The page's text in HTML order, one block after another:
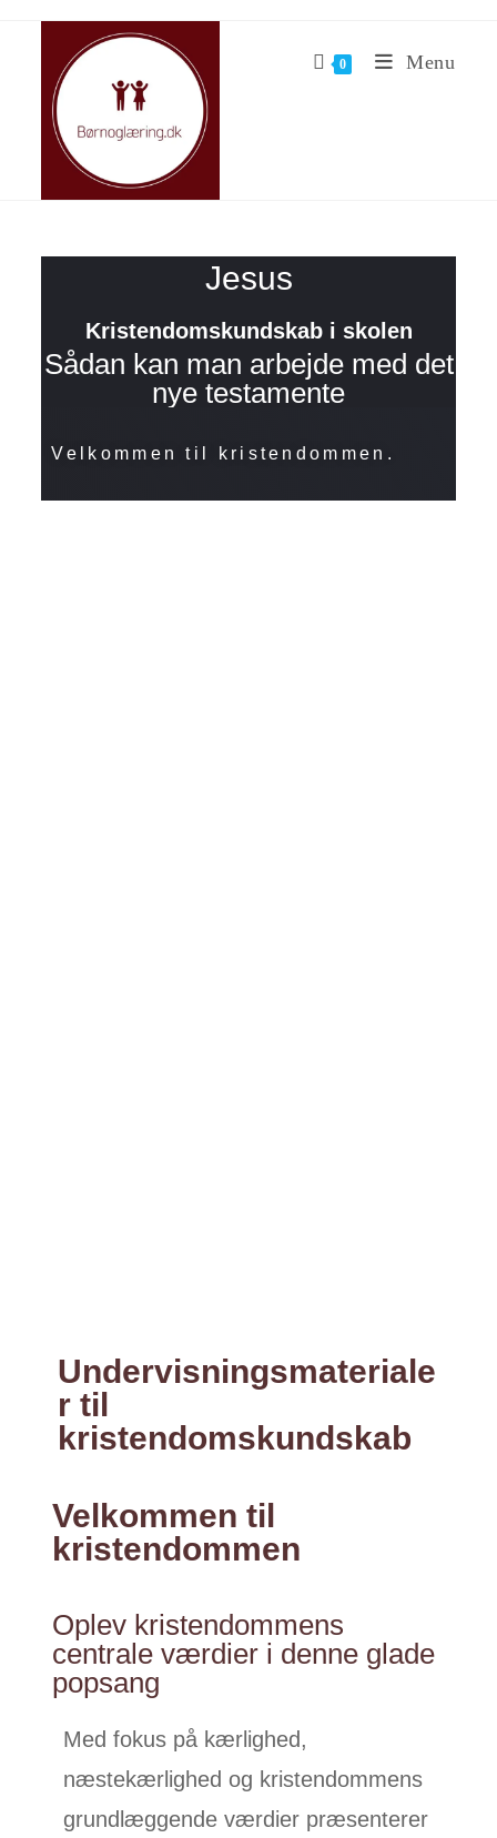
0 Menu
Jesus
Kristendomskundskab i skolen
Sådan kan man arbejde med det
nye testamente
Velkommen til kristendommen.
Undervisningsmateriale
r til
kristendomskundskab
Velkommen til
kristendommen
Oplev kristendommens
centrale værdier i denne glade
popsang
Med fokus på kærlighed,
næstekærlighed og kristendommens
grundlæggende værdier præsenterer